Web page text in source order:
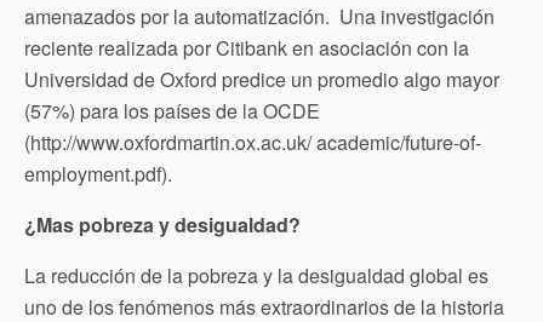
amenazados por la automatización. Una investigación
reciente realizada por Citibank en asociación con la
Universidad de Oxford predice un promedio algo mayor
(57%) para los países de la OCDE
(http://www.oxfordmartin.ox.ac.uk/ academic/future-of-
employment.pdf).
¿Mas pobreza y desigualdad?
La reducción de la pobreza y la desigualdad global es
uno de los fenómenos más extraordinarios de la historia